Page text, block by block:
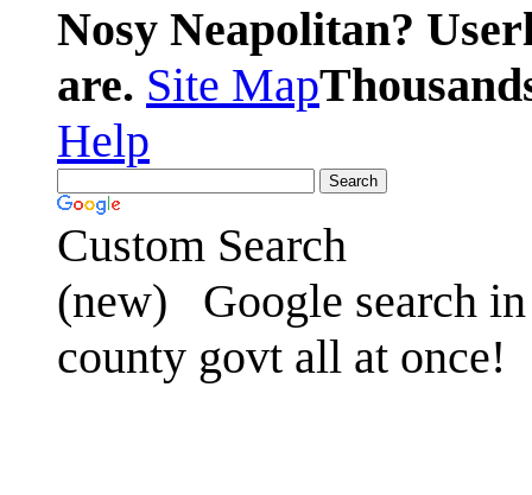
Nosy Neapolitan?
are. Site Map
Help
Custom Search
(new)
Google search
county govt all at once!